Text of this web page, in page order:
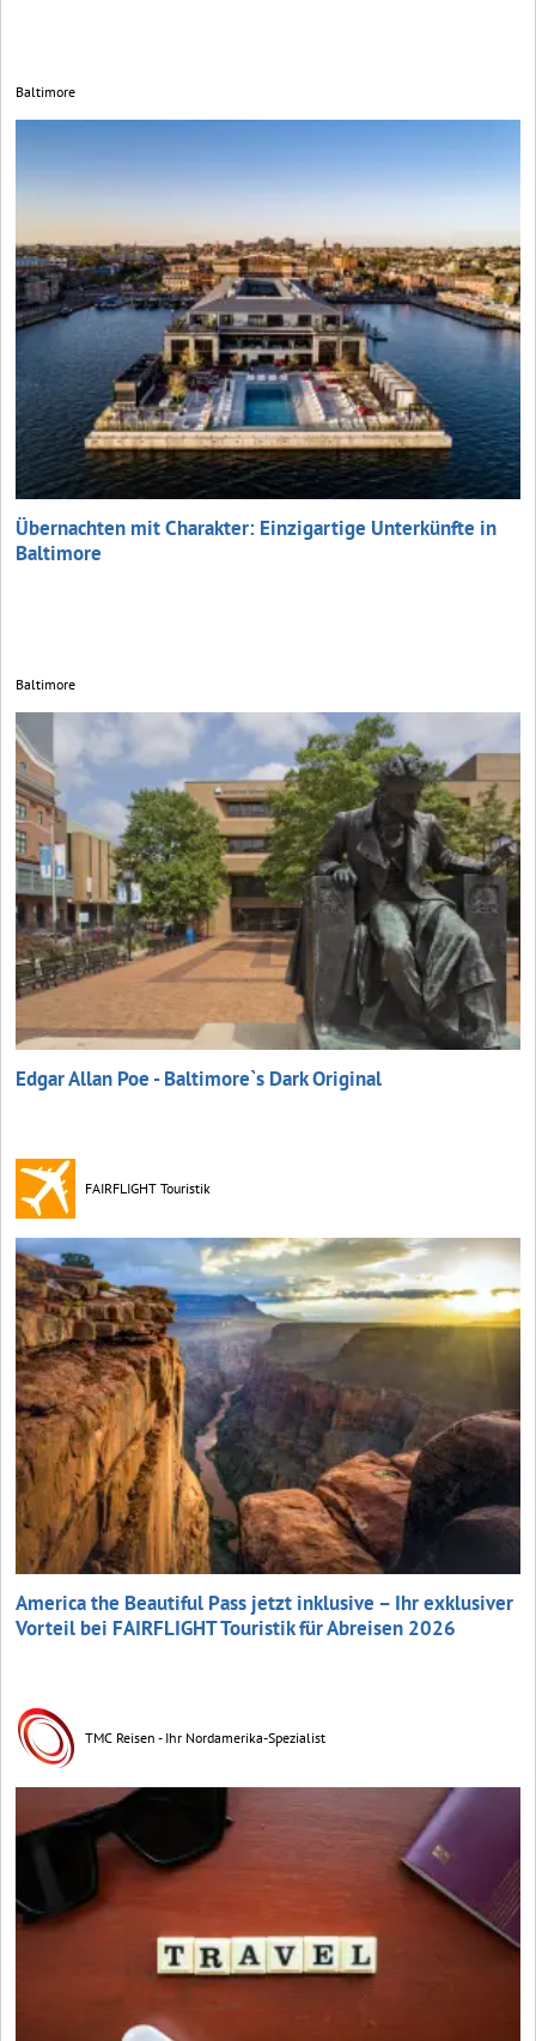
Baltimore
Übernachten mit Charakter: Einzigartige Unterkünfte in
Baltimore
Baltimore
Edgar Allan Poe - Baltimore`s Dark Original
FAIRFLIGHT Touristik
America the Beautiful Pass jetzt inklusive – Ihr exklusiver
Vorteil bei FAIRFLIGHT Touristik für Abreisen 2026
TMC Reisen - Ihr Nordamerika-Spezialist